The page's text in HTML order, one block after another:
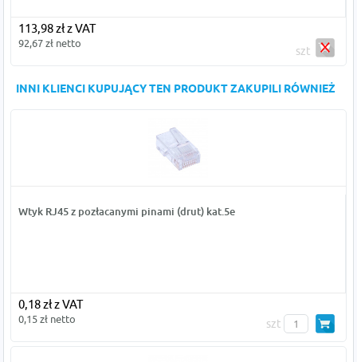
113,98 zł z VAT
92,67 zł netto
szt
INNI KLIENCI KUPUJĄCY TEN PRODUKT ZAKUPILI RÓWNIEŻ
Wtyk RJ45 z pozłacanymi pinami (drut) kat.5e
0,18 zł z VAT
0,15 zł netto szt